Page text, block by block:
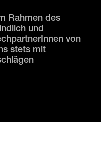
Rahmen des
und
von
stets mit